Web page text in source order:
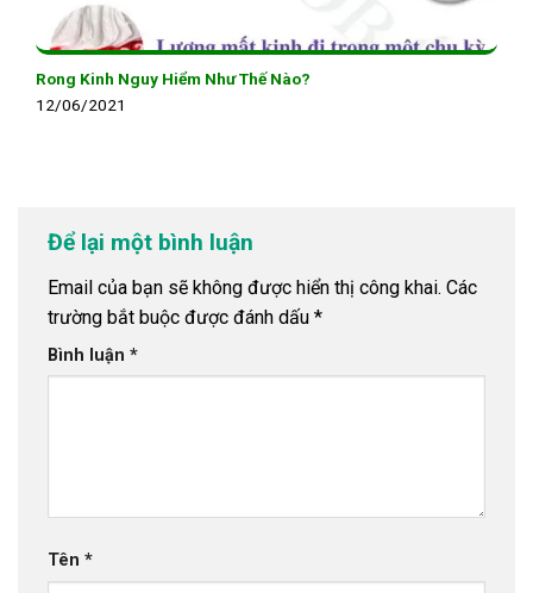
Rong Kinh Nguy Hiểm Như Thế Nào?
12/06/2021
Để lại một bình luận
Email của bạn sẽ không được hiển thị công khai. Các
trường bắt buộc được đánh dấu *
Bình luận *
Tên *